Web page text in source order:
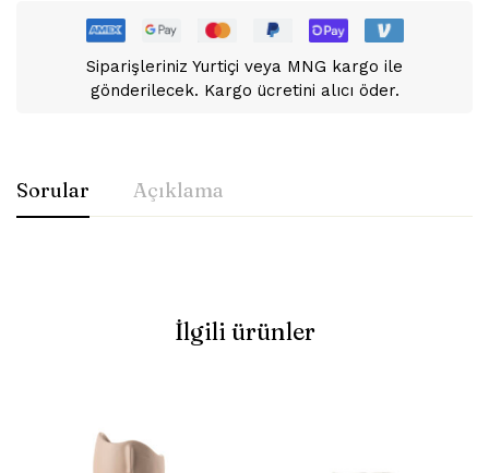
Siparişleriniz Yurtiçi veya MNG kargo ile
gönderilecek. Kargo ücretini alıcı öder.
Sorular Açıklama
İlgili ürünler